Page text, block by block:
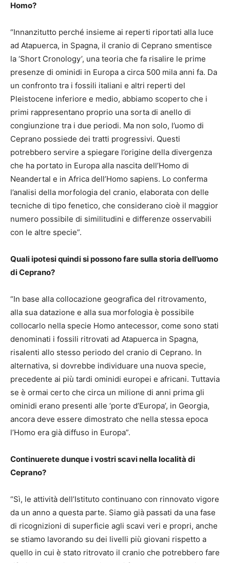
Homo?
“Innanzitutto perché insieme ai reperti riportati alla luce
ad Atapuerca, in Spagna, il cranio di Ceprano smentisce
la ‘Short Cronology’, una teoria che fa risalire le prime
presenze di ominidi in Europa a circa 500 mila anni fa. Da
un confronto tra i fossili italiani e altri reperti del
Pleistocene inferiore e medio, abbiamo scoperto che i
primi rappresentano proprio una sorta di anello di
congiunzione tra i due periodi. Ma non solo, l’uomo di
Ceprano possiede dei tratti progressivi. Questi
potrebbero servire a spiegare l’origine della divergenza
che ha portato in Europa alla nascita dell’Homo di
Neandertal e in Africa dell’Homo sapiens. Lo conferma
l’analisi della morfologia del cranio, elaborata con delle
tecniche di tipo fenetico, che considerano cioè il maggior
numero possibile di similitudini e differenze osservabili
con le altre specie”.
Quali ipotesi quindi si possono fare sulla storia dell’uomo
di Ceprano?
“In base alla collocazione geografica del ritrovamento,
alla sua datazione e alla sua morfologia è possibile
collocarlo nella specie Homo antecessor, come sono stati
denominati i fossili ritrovati ad Atapuerca in Spagna,
risalenti allo stesso periodo del cranio di Ceprano. In
alternativa, si dovrebbe individuare una nuova specie,
precedente ai più tardi ominidi europei e africani. Tuttavia
se è ormai certo che circa un milione di anni prima gli
ominidi erano presenti alle ‘porte d’Europa’, in Georgia,
ancora deve essere dimostrato che nella stessa epoca
l’Homo era già diffuso in Europa”.
Continuerete dunque i vostri scavi nella località di
Ceprano?
“Sì, le attività dell’Istituto continuano con rinnovato vigore
da un anno a questa parte. Siamo già passati da una fase
di ricognizioni di superficie agli scavi veri e propri, anche
se stiamo lavorando su dei livelli più giovani rispetto a
quello in cui è stato ritrovato il cranio che potrebbero fare